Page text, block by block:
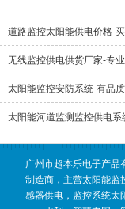
道路监控太阳能供电价格-
无线监控供电供货厂家-专
太阳能监控安防系统-有品
广州市超本乐电子产品
制造商，主营太阳能监
感器供电，监控系统太